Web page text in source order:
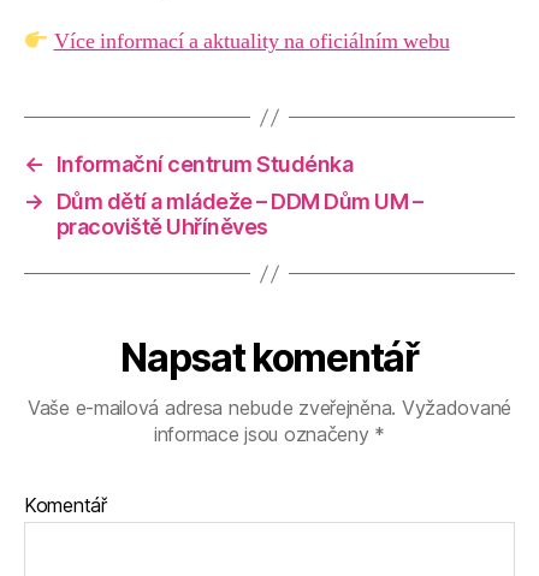
Více informací a aktuality na oficiálním webu
←
Informační centrum Studénka
→
Dům dětí a mládeže – DDM Dům UM –
pracoviště Uhříněves
Napsat komentář
Vaše e-mailová adresa nebude zveřejněna. Vyžadované
informace jsou označeny *
Komentář